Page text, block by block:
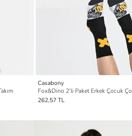
Casabony
Fox&Dino 2'li Paket Erkek Çocuk
262,57 TL